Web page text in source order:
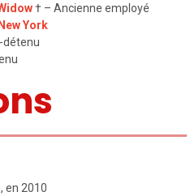
† – Ancienne employé
York
détenu
, en 2010